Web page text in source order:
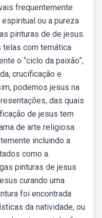
frequentemente
ou a pureza
pinturas de de jesus.
telas com temática
o “ciclo da paixão”,
crucificação e
podemos jesus na
das quais
de jesus tem
de arte religiosa
incluindo a
como a.
pinturas de jesus
curando uma
foi encontrada
da natividade, ou